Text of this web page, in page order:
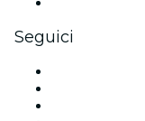
Seguici